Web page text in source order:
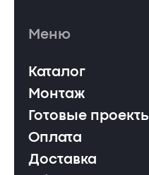
Меню
Каталог
Монтаж
Готовые проекты
Оплата
Доставка